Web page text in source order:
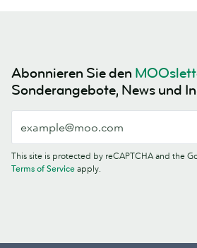
Abonnieren Sie den
Sonderangebote, News und
This site is protected by reCAPTCHA and the
Terms of Service apply.